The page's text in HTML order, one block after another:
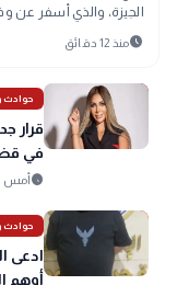
بيانات الضحايا والمصابين
scheduleمنذ 12 دقائق
gavel حوادث
قرار
في
scheduleأمس
gavel حوادث
ادعى
أوهم